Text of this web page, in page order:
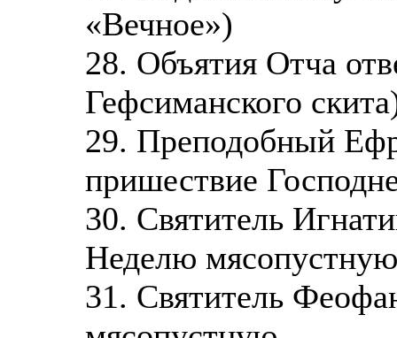
«Вечное»)
28. Объятия Отча
Гефсиманского
29. Преподобный
пришествие
30. Святитель
Неделю мясопустную
31. Святитель